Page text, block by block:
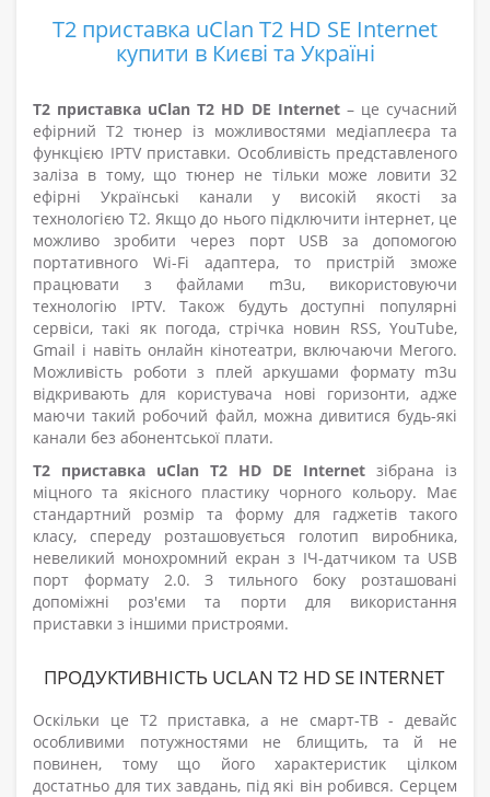
T2 приставка uClan T2 HD SE Internet
купити в Києві та Україні
T2 приставка uClan T2 HD DE Internet – це сучасний
ефірний Т2 тюнер із можливостями медіаплеєра та
функцією IPTV приставки. Особливість представленого
заліза в тому, що тюнер не тільки може ловити 32
ефірні Українські канали у високій якості за
технологією T2. Якщо до нього підключити інтернет, це
можливо зробити через порт USB за допомогою
портативного Wi-Fi адаптера, то пристрій зможе
працювати з файлами m3u, використовуючи
технологію IPTV. Також будуть доступні популярні
сервіси, такі як погода, стрічка новин RSS, YouTube,
Gmail і навіть онлайн кінотеатри, включаючи Мегого.
Можливість роботи з плей аркушами формату m3u
відкривають для користувача нові горизонти, адже
маючи такий робочий файл, можна дивитися будь-які
канали без абонентської плати.
T2 приставка uClan T2 HD DE Internet зібрана із
міцного та якісного пластику чорного кольору. Має
стандартний розмір та форму для гаджетів такого
класу, спереду розташовується голотип виробника,
невеликий монохромний екран з ІЧ-датчиком та USB
порт формату 2.0. З тильного боку розташовані
допоміжні роз'єми та порти для використання
приставки з іншими пристроями.
ПРОДУКТИВНІСТЬ UCLAN T2 HD SE INTERNET
Оскільки це Т2 приставка, а не смарт-ТВ - девайс
особливими потужностями не блищить, та й не
повинен, тому що його характеристик цілком
достатньо для тих завдань, під які він робився. Серцем